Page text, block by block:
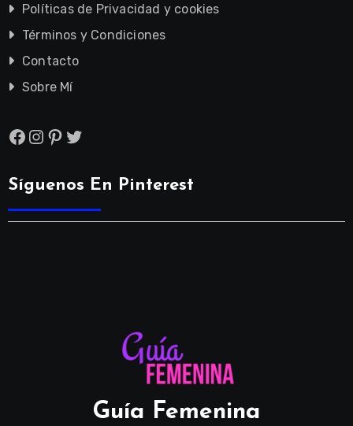
Políticas de Privacidad y cookies
Términos y Condiciones
Contacto
Sobre Mí
Facebook
Instagram
Pinterest
Twitter
Síguenos En Pinterest
Guía Femenina